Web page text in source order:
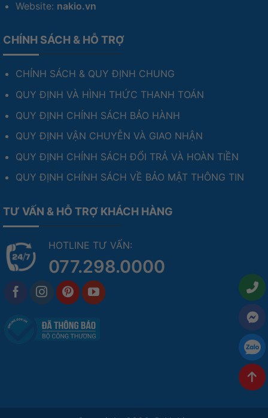
Website: nakio.vn
CHÍNH SÁCH & HỖ TRỢ
CHÍNH SÁCH & QUY ĐỊNH CHUNG
QUY ĐỊNH VÀ HÌNH THỨC THANH TOÁN
QUY ĐỊNH CHÍNH SÁCH BẢO HÀNH
QUY ĐỊNH VẬN CHUYỄN VÀ GIAO NHẬN
QUY ĐỊNH CHÍNH SÁCH ĐỔI TRẢ VÀ HOÀN TIỀN
QUY ĐỊNH CHÍNH SÁCH VỀ BẢO MẬT THÔNG TIN
TƯ VẤN & HỖ TRỢ KHÁCH HÀNG
HOTLINE TƯ VẤN:
077.298.0000